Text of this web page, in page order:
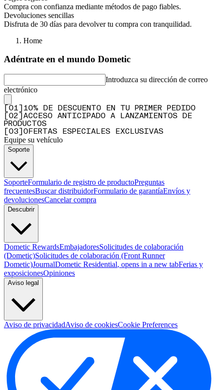
Compra con confianza mediante métodos de pago fiables.
Devoluciones sencillas
Disfruta de 30 días para devolver tu compra con tranquilidad.
Home
Adéntrate en el mundo Dometic
Introduzca su dirección de correo
electrónico
01
10% DE DESCUENTO EN TU PRIMER PEDIDO
02
ACCESO ANTICIPADO A LANZAMIENTOS DE
PRODUCTOS
03 OFERTAS ESPECIALES EXCLUSIVAS
Equipe su vehículo
Soporte
SoporteFormulario de registro de productoPreguntas
frecuentesBuscar distribuidorFormulario de garantíaEnvíos y
devolucionesCancelar compra
Descubrir
Dometic RewardsEmbajadoresSolicitudes de colaboración
(Dometic)Solicitudes de colaboración (Front Runner
Dometic)JournalDometic Residential, opens in a new tabFerias y
exposicionesOpiniones
Aviso legal
Aviso de privacidadAviso de cookiesCookie Preferences